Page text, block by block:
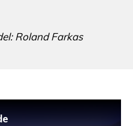
Roland Farkas